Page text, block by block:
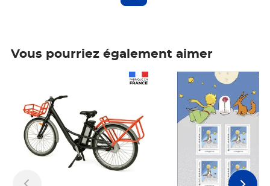
Vous pourriez également aimer
Prix 7,50€